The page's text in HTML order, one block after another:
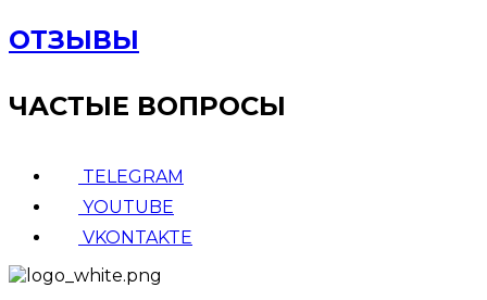
ОТЗЫВЫ
ЧАСТЫЕ ВОПРОСЫ
TELEGRAM
YOUTUBE
VKONTAKTE